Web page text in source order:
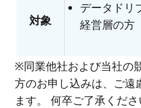
対象
データドリ
経営層の方
※同業他社および当社の
方のお申し込みは、ご遠
ます。 何卒ご了承くださ